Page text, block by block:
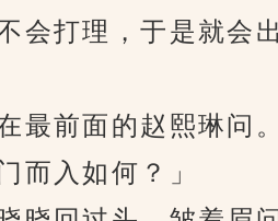
会打理，于是就
前面的赵熙琳问。
入如何？」